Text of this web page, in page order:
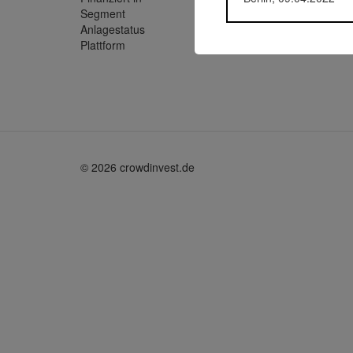
Segment
Anlagestatus
Plattform
© 2026 crowdinvest.de